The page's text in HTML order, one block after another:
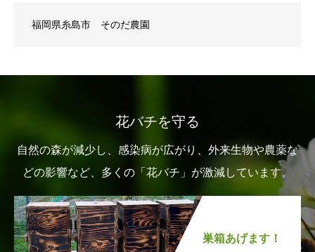
福岡県糸島市 そのだ農園
花バチを守る
自然の森が減少し、感染病が広がり、外来生物や農薬な
どの影響など、多くの「花バチ」が激減しています。
巣箱あげます！